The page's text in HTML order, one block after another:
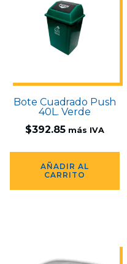
Bote Cuadrado Push
40L. Verde
$392.85 más IVA
AÑADIR AL
CARRITO